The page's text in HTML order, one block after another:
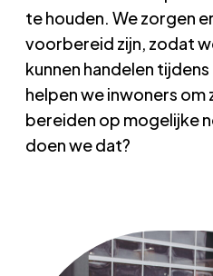
te houden. We zorgen
voorbereid zijn, zodat
kunnen handelen
helpen we inwoners
bereiden op mogelijke
doen we dat?